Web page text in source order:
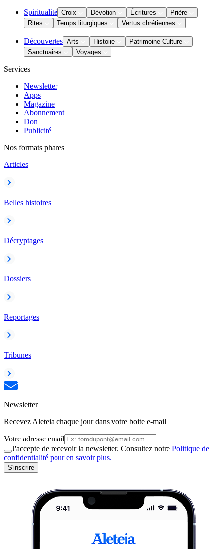
Spiritualité Croix Dévotion Écritures
Prière
Rites
Temps liturgiques Vertus chrétiennes
Découvertes Arts Histoire
Patrimoine Culture
Sanctuaires
Voyages
Services
Newsletter
Apps
Magazine
Abonnement
Don
Publicité
Nos formats phares
Articles
Belles histoires
Décryptages
Dossiers
Reportages
Tribunes
Newsletter
Recevez Aleteia chaque jour dans votre boite e-mail.
Votre adresse email
J'accepte de recevoir la newsletter. Consultez notre Politique de
confidentialité pour en savoir plus.
S'inscrire